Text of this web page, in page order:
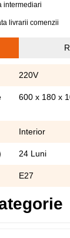
intermediari
livrarii comenzii
220V
600 x 180 x
Interior
24 Luni
E27